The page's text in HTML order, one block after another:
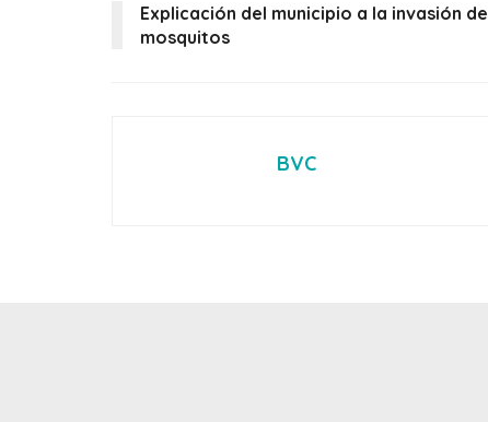
Explicación del municipio a la invasión de
mosquitos
BVC